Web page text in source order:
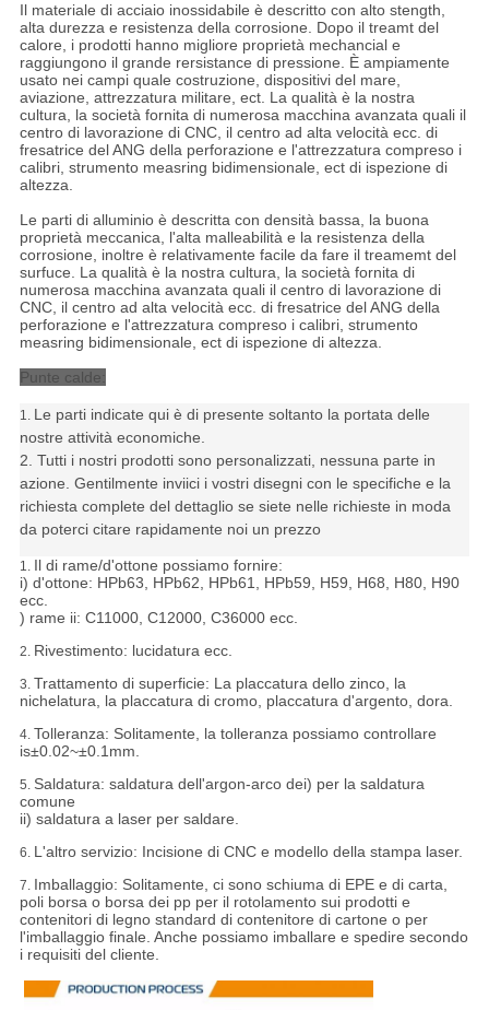
Il materiale di acciaio inossidabile è descritto con alto stength,
alta durezza e resistenza della corrosione. Dopo il treamt del
calore, i prodotti hanno migliore proprietà mechancial e
raggiungono il grande rersistance di pressione. È ampiamente
usato nei campi quale costruzione, dispositivi del mare,
aviazione, attrezzatura militare, ect. La qualità è la nostra
cultura, la società fornita di numerosa macchina avanzata quali il
centro di lavorazione di CNC, il centro ad alta velocità ecc. di
fresatrice del ANG della perforazione e l'attrezzatura compreso i
calibri, strumento measring bidimensionale, ect di ispezione di
altezza.
Le parti di alluminio è descritta con densità bassa, la buona
proprietà meccanica, l'alta malleabilità e la resistenza della
corrosione, inoltre è relativamente facile da fare il treamemt del
surfuce. La qualità è la nostra cultura, la società fornita di
numerosa macchina avanzata quali il centro di lavorazione di
CNC, il centro ad alta velocità ecc. di fresatrice del ANG della
perforazione e l'attrezzatura compreso i calibri, strumento
measring bidimensionale, ect di ispezione di altezza.
Punte calde:
1. Le parti indicate qui è di presente soltanto la portata delle
nostre attività economiche.
2. Tutti i nostri prodotti sono personalizzati, nessuna parte in
azione. Gentilmente inviici i vostri disegni con le specifiche e la
richiesta complete del dettaglio se siete nelle richieste in moda
da poterci citare rapidamente noi un prezzo
1. Il di rame/d'ottone possiamo fornire:
i) d'ottone: HPb63, HPb62, HPb61, HPb59, H59, H68, H80, H90
ecc.
) rame ii: C11000, C12000, C36000 ecc.
2. Rivestimento: lucidatura ecc.
3. Trattamento di superficie: La placcatura dello zinco, la
nichelatura, la placcatura di cromo, placcatura d'argento, dora.
4. Tolleranza: Solitamente, la tolleranza possiamo controllare
is±0.02~±0.1mm.
5. Saldatura: saldatura dell'argon-arco dei) per la saldatura
comune
ii) saldatura a laser per saldare.
6. L'altro servizio: Incisione di CNC e modello della stampa laser.
7. Imballaggio: Solitamente, ci sono schiuma di EPE e di carta,
poli borsa o borsa dei pp per il rotolamento sui prodotti e
contenitori di legno standard di contenitore di cartone o per
l'imballaggio finale. Anche possiamo imballare e spedire secondo
i requisiti del cliente.